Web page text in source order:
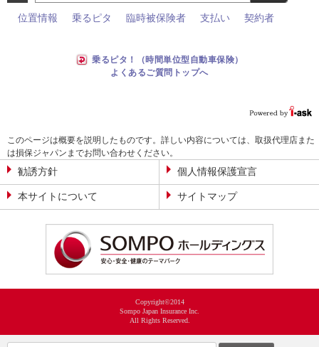
位置情報 乗るピタ 臨時被保険者 支払い 契約者
乗るピタ！（時間単位型自動車保険）
よくあるご質問トップへ
このページは概要を説明したものです。詳しい内容については、取扱代理店また
は損保ジャパンまでお問い合わせください。
勧誘方針 個人情報保護宣言
本サイトについて サイトマップ
Copyright©2014
Sompo Japan Insurance Inc.
All Rights Reserved.